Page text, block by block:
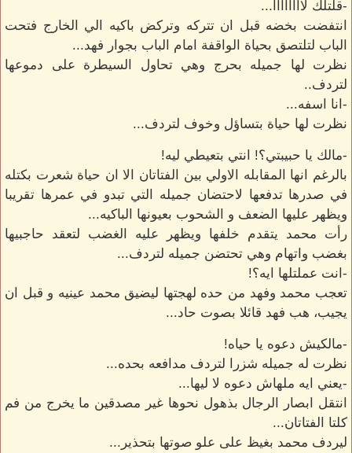
-قلتلك لاااااااا...
انتفضت بخضه قبل ان تتركه وتركض باكيه الي الخارج فتحت
الباب لتلتصق بحياة الواقفة امام الباب بجوار فهد...
نظرت لها جميله بحرج وهي تحاول السيطرة على دموعها
لتردف..
-انا اسفه...
نظرت لها حياة بتساؤل وخوف لتردف...
-مالك يا حبيبتي؟! انتي بتعيطي ليه!
بالرغم انها المقابله الاولي بين الفتاتان الا ان حياة شعرت بكتله
في صدرها تدفعها لاحتضان جميله التي تبدو في عمرها تقريبا
ويظهر عليها الضعف و الشحوب بعيونها الباكيه...
رأت محمد يتقدم خلفها ويظهر عليه الغضب لتعقد حاجبيها
بغضب واتهام وهي تحتضن جميله لتردف...
-انت عملتلها ايه؟!
تعجب محمد وفهد من حده لهجتها ليضيق محمد عينيه و قبل ان
يجيب، هب فهد قائلا بصوت حاد...
-مالكيش دعوه يا حياه!
نظرت له جميله شزرا لتردف مدافعه بحده...
-يعني ايه ملهاش دعوه لا ليها...
انتقل ابصار الرجال بذهول نحوها غير مصدقين ما يخرج من فم
كلتا الفتاتان...
ليردف محمد بغيظ على علو صوتها بتحذير...